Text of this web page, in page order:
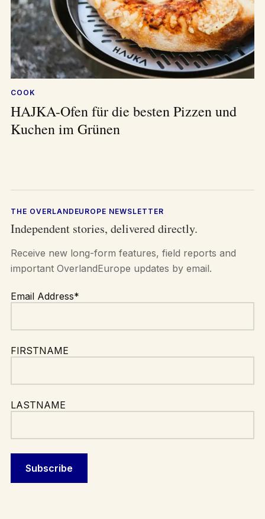
COOK
HAJKA-Ofen für die besten Pizzen und
Kuchen im Grünen
THE OVERLANDEUROPE NEWSLETTER
Independent stories, delivered directly.
Receive new long-form features, field reports and
important OverlandEurope updates by email.
Email Address*
FIRSTNAME
LASTNAME